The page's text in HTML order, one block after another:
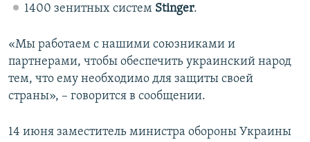
1400 зенитных систем Stinger.
«Мы работаем с нашими союзниками и
партнерами, чтобы обеспечить украинский народ
тем, что ему необходимо для защиты своей
страны», – говорится в сообщении.
14 июня заместитель министра обороны Украины